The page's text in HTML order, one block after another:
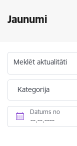
Jaunumi
Meklēt aktualitāti
Kategorija
Datums no